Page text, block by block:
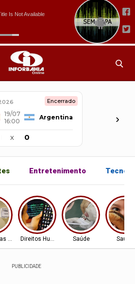
Encerrado
19/07
16:00
Argentina
x 0
›
Entretenimento
- BA Direitos Humanos Saúde Saúde
PUBLICIDADE